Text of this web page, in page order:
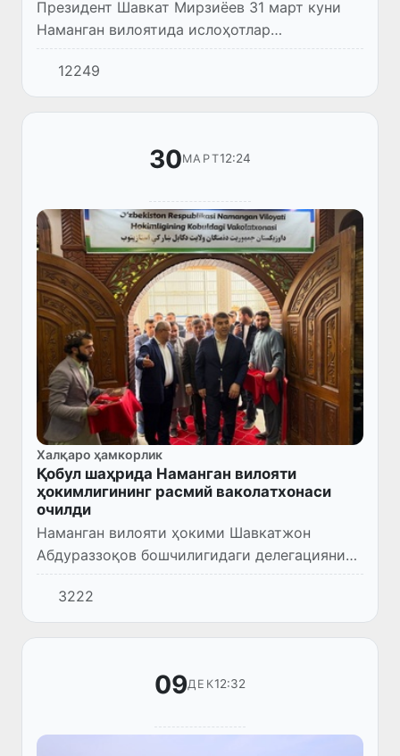
Президент Шавкат Мирзиёев 31 март куни
Наманган вилоятида ислоҳотлар
натижадорлиги ҳамда келгусида амалга
оширилиши лозим бўлган устувор вазифалар
юзасидан йиғилиш ўтказди.
12249
30МАРТ12:24
Халқаро ҳамкорлик
Қобул шаҳрида Наманган вилояти
ҳокимлигининг расмий ваколатхонаси
очилди
Наманган вилояти ҳокими Шавкатжон
Абдураззоқов бошчилигидаги делегациянинг
Афғонистонга амалий ташрифи доирасида
қатор муҳим учрашувлар ва келишувлар
амалга оширилмоқда.
3222
09ДЕК12:32